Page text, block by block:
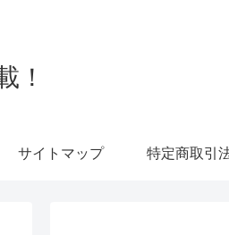
！
サイトマップ 特定商取引